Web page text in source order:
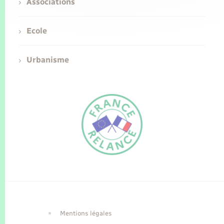
Ecole
Urbanisme
Mentions légales